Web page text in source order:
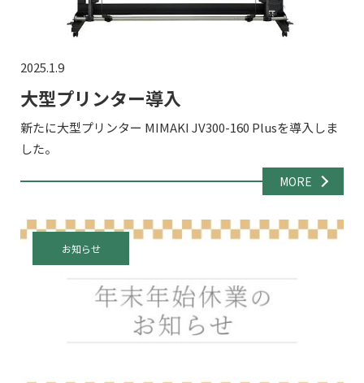
2025.1.9
大型プリンター導入
新たに大型プリンター MIMAKI JV300-160 Plusを導入しま
した。
MORE
お知らせ